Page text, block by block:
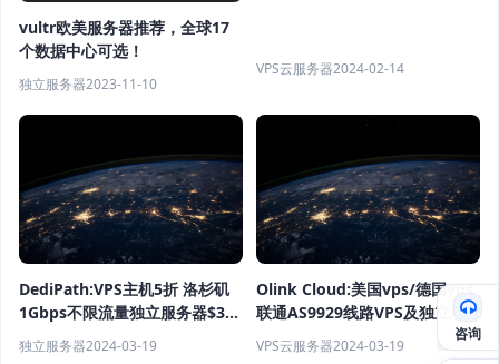
vultr欧美服务器推荐，全球17
个数据中心可选！
独立服务器2023-11-10
VPS云服务器2024-02-14
DediPath:VPS主机5折 洛杉矶
1Gbps不限流量独立服务器$39/
月起
独立服务器2024-03-19
Olink Cloud:美国vps/德国vps
联通AS9929线路VPS及独立服
务器终身6折
VPS云服务器2024-03-19
咨询